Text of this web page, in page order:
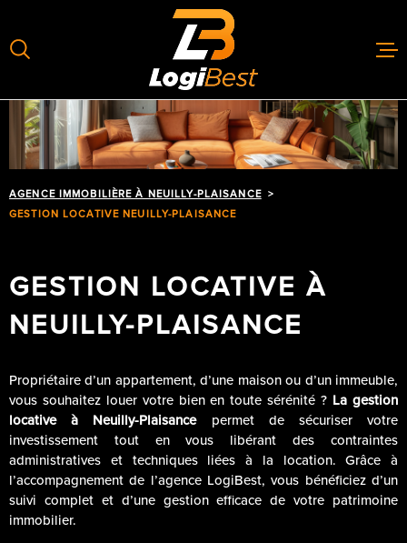
lamenu
contenu
GÉRER
LOUER
ESTIMER
AGENCE IMMOBILIÈRE À NEUILLY-PLAISANCE
GESTION LOCATIVE NEUILLY-PLAISANCE
GESTION LOCATIVE À
NEUILLY-PLAISANCE
Propriétaire d’un appartement, d’une maison ou d’un immeuble,
vous souhaitez louer votre bien en toute sérénité ? La gestion
locative à Neuilly-Plaisancepermet de sécuriser votre
investissement tout en vous libérant des contraintes
administratives et techniques liées à la location. Grâce à
l’accompagnement de l’agence LogiBest, vous bénéficiez d’un
suivi complet et d’une gestion efficace de votre patrimoine
immobilier.